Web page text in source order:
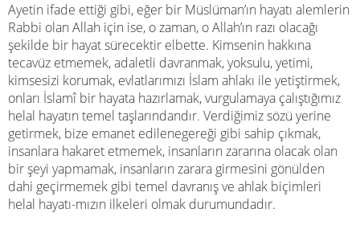
Ayetin ifade ettiği gibi, eğer bir Müslüman’ın hayatı alemlerin
Rabbi olan Allah için ise, o zaman, o Allah’ın razı olacağı
şekilde bir hayat sürecektir elbette. Kimsenin hakkına
tecavüz etmemek, adaletli davranmak, yoksulu, yetimi,
kimsesizi korumak, evlatlarımızı İslam ahlakı ile yetiştirmek,
onları İslamî bir hayata hazırlamak, vurgulamaya çalıştığımız
helal hayatın temel taşlarındandır. Verdiğimiz sözü yerine
getirmek, bize emanet edilenegereği gibi sahip çıkmak,
insanlara hakaret etmemek, insanların zararına olacak olan
bir şeyi yapmamak, insanların zarara girmesini gönülden
dahi geçirmemek gibi temel davranış ve ahlak biçimleri
helal hayatı-mızın ilkeleri olmak durumundadır.